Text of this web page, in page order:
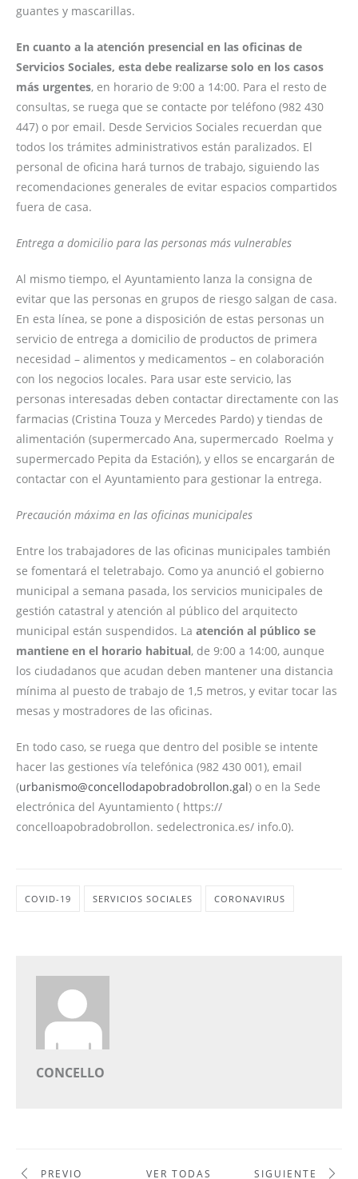
guantes y mascarillas.
En cuanto a la atención presencial en las oficinas de
Servicios Sociales, esta debe realizarse solo en los casos
más urgentes, en horario de 9:00 a 14:00. Para el resto de
consultas, se ruega que se contacte por teléfono (982 430
447) o por email. Desde Servicios Sociales recuerdan que
todos los trámites administrativos están paralizados. El
personal de oficina hará turnos de trabajo, siguiendo las
recomendaciones generales de evitar espacios compartidos
fuera de casa.
Entrega a domicilio para las personas más vulnerables
Al mismo tiempo, el Ayuntamiento lanza la consigna de
evitar que las personas en grupos de riesgo salgan de casa.
En esta línea, se pone a disposición de estas personas un
servicio de entrega a domicilio de productos de primera
necesidad – alimentos y medicamentos – en colaboración
con los negocios locales. Para usar este servicio, las
personas interesadas deben contactar directamente con las
farmacias (Cristina Touza y Mercedes Pardo) y tiendas de
alimentación (supermercado Ana, supermercado Roelma y
supermercado Pepita da Estación), y ellos se encargarán de
contactar con el Ayuntamiento para gestionar la entrega.
Precaución máxima en las oficinas municipales
Entre los trabajadores de las oficinas municipales también
se fomentará el teletrabajo. Como ya anunció el gobierno
municipal a semana pasada, los servicios municipales de
gestión catastral y atención al público del arquitecto
municipal están suspendidos. La atención al público se
mantiene en el horario habitual, de 9:00 a 14:00, aunque
los ciudadanos que acudan deben mantener una distancia
mínima al puesto de trabajo de 1,5 metros, y evitar tocar las
mesas y mostradores de las oficinas.
En todo caso, se ruega que dentro del posible se intente
hacer las gestiones vía telefónica (982 430 001), email
(urbanismo@concellodapobradobrollon.gal) o en la Sede
electrónica del Ayuntamiento ( https://
concelloapobradobrollon. sedelectronica.es/ info.0).
COVID-19 SERVICIOS SOCIALES CORONAVIRUS
CONCELLO
PREVIO VER TODAS SIGUIENTE